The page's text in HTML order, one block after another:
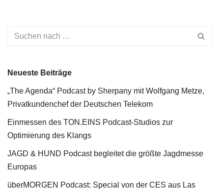
Neueste Beiträge
„The Agenda“ Podcast by Sherpany mit Wolfgang Metze,
Privatkundenchef der Deutschen Telekom
Einmessen des TON.EINS Podcast-Studios zur
Optimierung des Klangs
JAGD & HUND Podcast begleitet die größte Jagdmesse
Europas
überMORGEN Podcast: Special von der CES aus Las